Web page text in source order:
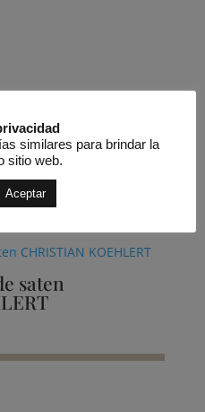
que
saten
similares para brindar la
sitio web.
Aceptar